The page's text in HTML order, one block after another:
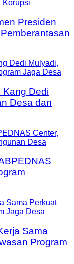
Presiden
Kang Dedi
Desa dan
Sama
Program